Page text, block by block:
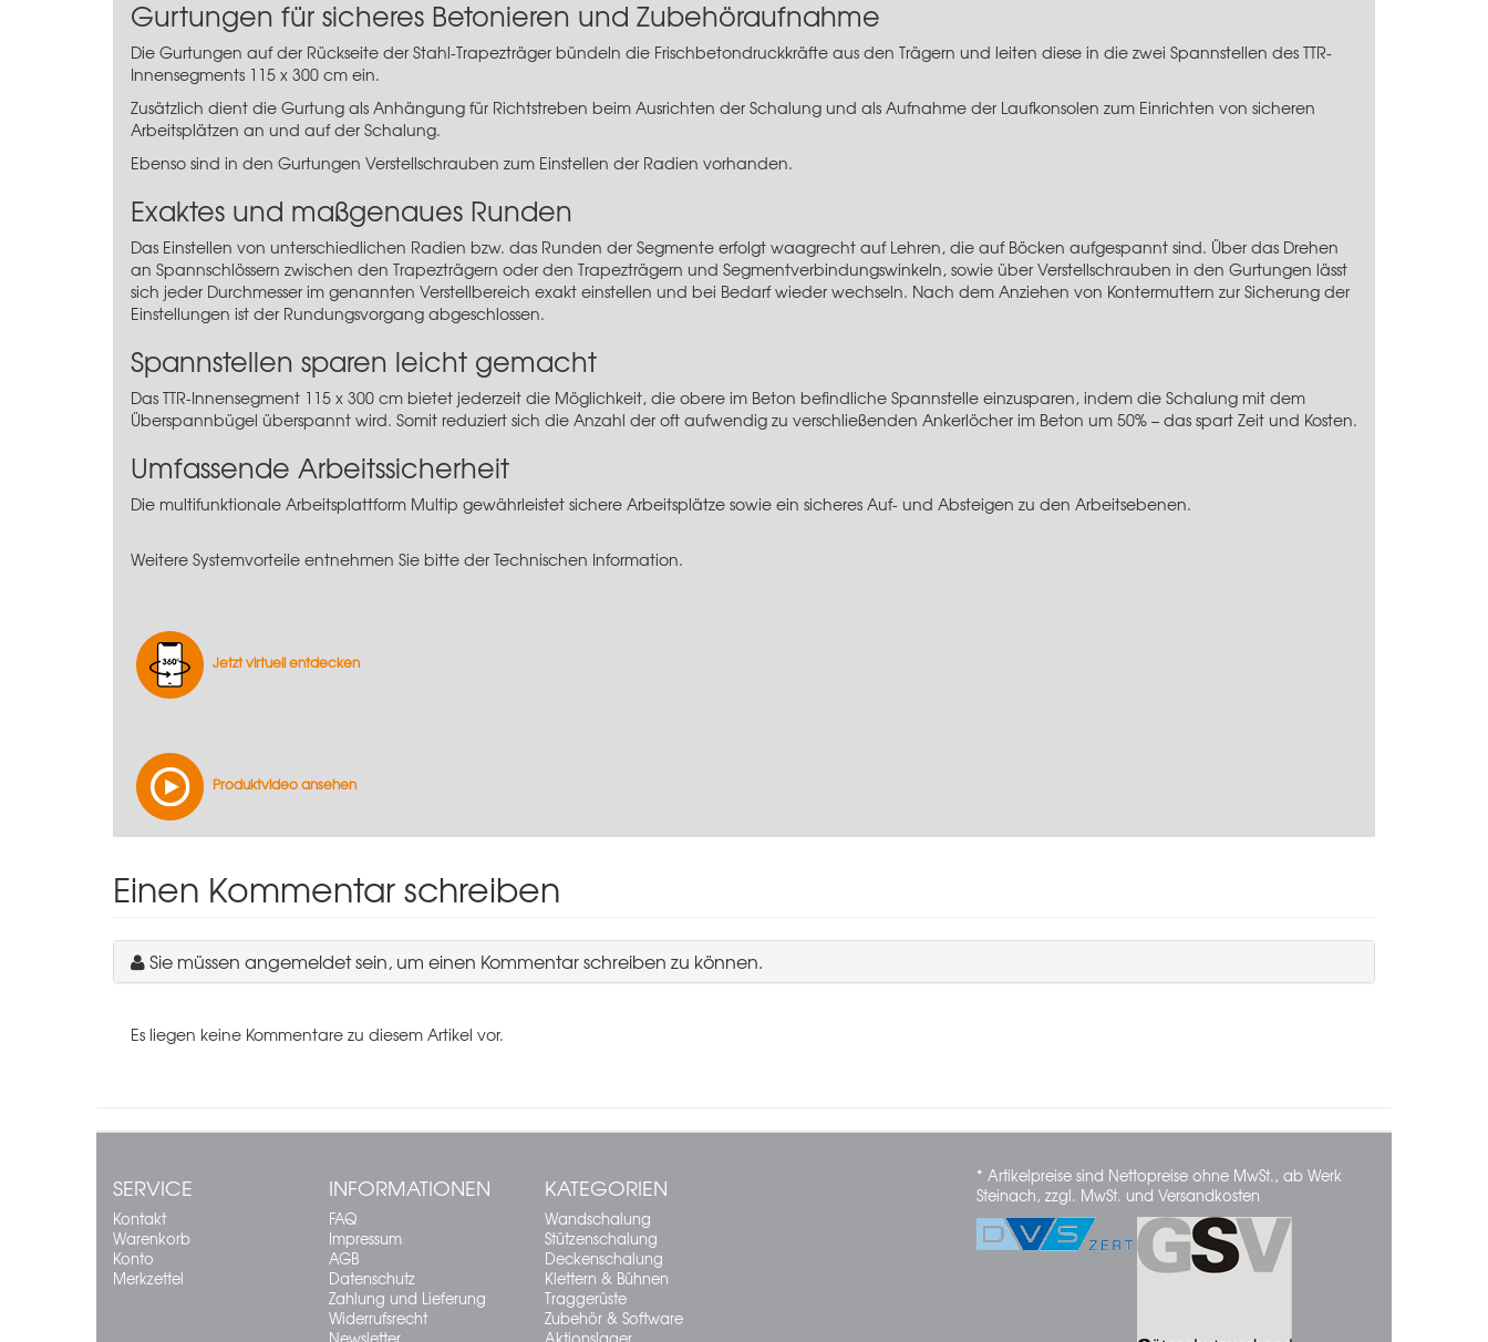
Gurtungen für sicheres Betonieren und Zubehöraufnahme
Die Gurtungen auf der Rückseite der Stahl-Trapezträger bündeln die Frischbetondruckkräfte aus den Trägern und leiten diese in die zwei Spannstellen des TTR-
Innensegments 115 x 300 cm ein.
Zusätzlich dient die Gurtung als Anhängung für Richtstreben beim Ausrichten der Schalung und als Aufnahme der Laufkonsolen zum Einrichten von sicheren
Arbeitsplätzen an und auf der Schalung.
Ebenso sind in den Gurtungen Verstellschrauben zum Einstellen der Radien vorhanden.
Exaktes und maßgenaues Runden
Das Einstellen von unterschiedlichen Radien bzw. das Runden der Segmente erfolgt waagrecht auf Lehren, die auf Böcken aufgespannt sind. Über das Drehen
an Spannschlössern zwischen den Trapezträgern oder den Trapezträgern und Segmentverbindungswinkeln, sowie über Verstellschrauben in den Gurtungen lässt
sich jeder Durchmesser im genannten Verstellbereich exakt einstellen und bei Bedarf wieder wechseln. Nach dem Anziehen von Kontermuttern zur Sicherung der
Einstellungen ist der Rundungsvorgang abgeschlossen.
Spannstellen sparen leicht gemacht
Das TTR-Innensegment 115 x 300 cm bietet jederzeit die Möglichkeit, die obere im Beton befindliche Spannstelle einzusparen, indem die Schalung mit dem
Überspannbügel überspannt wird. Somit reduziert sich die Anzahl der oft aufwendig zu verschließenden Ankerlöcher im Beton um 50% – das spart Zeit und Kosten.
Umfassende Arbeitssicherheit
Die multifunktionale Arbeitsplattform Multip gewährleistet sichere Arbeitsplätze sowie ein sicheres Auf- und Absteigen zu den Arbeitsebenen.
Weitere Systemvorteile entnehmen Sie bitte der Technischen Information.
Jetzt virtuell entdecken
Produktvideo ansehen
Einen Kommentar schreiben
Sie müssen angemeldet sein, um einen Kommentar schreiben zu können.
Es liegen keine Kommentare zu diesem Artikel vor.
SERVICE
Kontakt
Warenkorb
Konto
Merkzettel
INFORMATIONEN
FAQ
Impressum
AGB
Datenschutz
Zahlung und Lieferung
Widerrufsrecht
Newsletter
KATEGORIEN
Wandschalung
Stützenschalung
Deckenschalung
Klettern & Bühnen
Traggerüste
Zubehör & Software
Aktionslager
* Artikelpreise sind Nettopreise ohne MwSt., ab Werk
Steinach, zzgl. MwSt. und Versandkosten